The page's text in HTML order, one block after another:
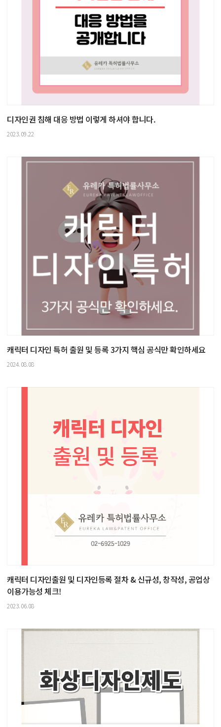
디자인권 침해 대응 방법 이렇게 하셔야 합니다.
2023.09.22
캐릭터 디자인 특허 출원 및 등록 3가지 핵심 공식만 확인하세요
2024.08.08
캐릭터 디자인출원 및 디자인등록 절차 & 신규성, 창작성, 공업상
이용가능성 체크!
2023.06.08